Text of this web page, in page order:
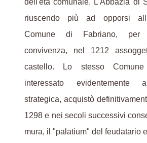
dell'età comunale. L'Abbazia di
riuscendo più ad opporsi
Comune di Fabriano, per
convivenza, nel 1212
castello. Lo stesso
interessato evidentemente
strategica, acquistò
1298 e nei secoli successivi
mura, il "palatium" del feudatario